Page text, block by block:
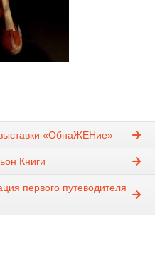
«ОбнаЖЕНие»
Книги
первого путеводителя